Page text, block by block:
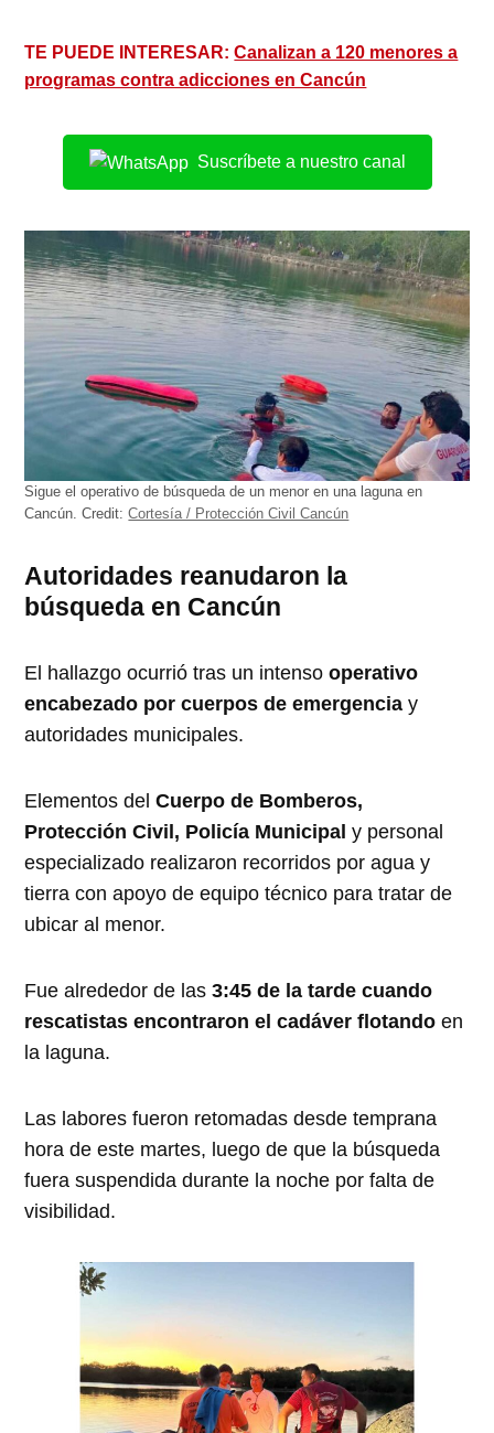
TE PUEDE INTERESAR:Canalizan a 120 menores a
programas contra adicciones en Cancún
Suscríbete a nuestro canal
Sigue el operativo de búsqueda de un menor en una laguna en
Cancún.Credit: Cortesía / Protección Civil Cancún
Autoridades reanudaron la
búsqueda en Cancún
El hallazgo ocurrió tras un intensooperativo
encabezado por cuerpos de emergencia y
autoridades municipales.
Elementos delCuerpo de Bomberos,
Protección Civil, Policía Municipaly personal
especializado realizaron recorridos por agua y
tierra con apoyo de equipo técnico para tratar de
ubicar al menor.
Fue alrededor de las3:45 de la tarde cuando
rescatistas encontraron el cadáver flotandoen
la laguna.
Las labores fueron retomadas desde temprana
hora de este martes, luego de que la búsqueda
fuera suspendida durante la noche por falta de
visibilidad.